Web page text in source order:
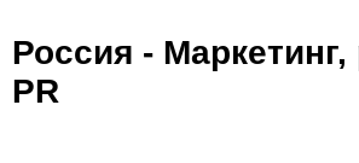
Россия -
PR